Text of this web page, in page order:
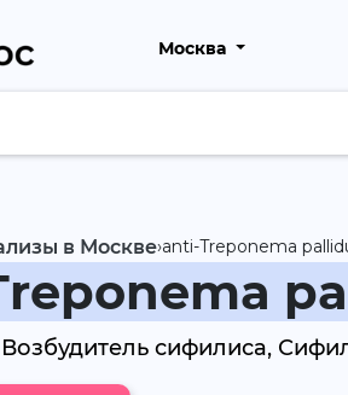
Москва
в Москве›anti-Treponema
Возбудитель сифилиса,